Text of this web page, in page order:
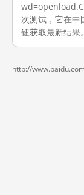
次测试，它在中
钮获取最新结果。
http://